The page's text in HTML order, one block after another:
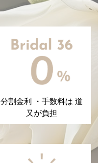
分割金利 ・手数料は 道
又が負担